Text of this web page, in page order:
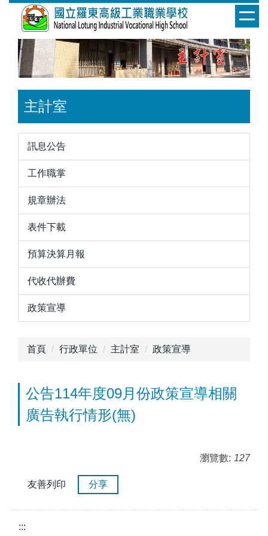
主計室
訊息公告
工作職掌
規章辦法
表件下載
預算決算月報
代收代辦費
政策宣導
首頁 行政單位 主計室 政策宣導
公告114年度09月份政策宣導相關
廣告執行情形(無)
瀏覽數: 127
友善列印 分享
:::